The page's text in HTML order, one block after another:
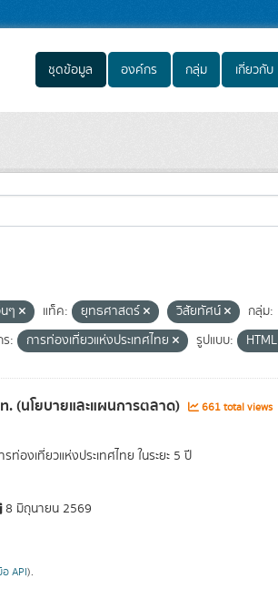
ชุดข้อมูล องค์กร กลุ่ม เกี่ยวกับ
ๆ แท็ค: ยุทธศาสตร์ วิสัยทัศน์
กลุ่ม:
: การท่องเที่ยวแห่งประเทศไทย รูปแบบ: HTML
(นโยบายและแผนการตลาด) 661 total views
องเที่ยวแห่งประเทศไทย ในระยะ 5 ปี
8 มิถุนายน 2569
API).